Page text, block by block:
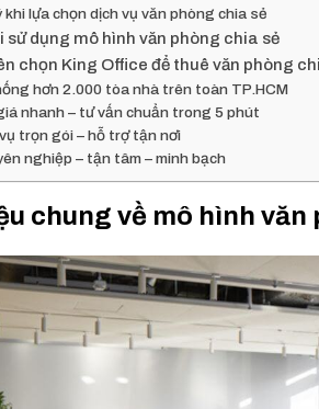
khi lựa chọn dịch vụ văn phòng chia sẻ
sử dụng mô hình văn phòng chia sẻ
chọn King Office để thuê văn phòng
hơn 2.000 tòa nhà trên toàn TP.HCM
nhanh – tư vấn chuẩn trong 5 phút
trọn gói – hỗ trợ tận nơi
nghiệp – tận tâm – minh bạch
chung về mô hình văn